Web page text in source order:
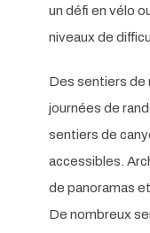
un défi en vélo
niveaux de
Des sentiers de
journées de
sentiers de
accessibles.
de panoramas
De nombreux